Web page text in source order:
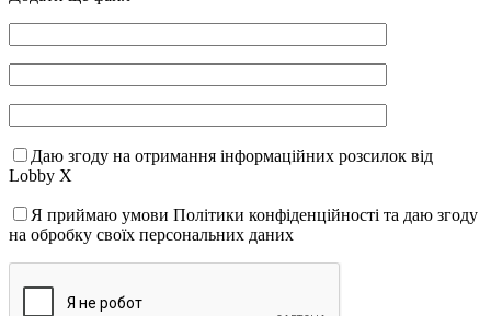
Даю згоду на отримання інформаційних розсилок від
Lobby X
Я приймаю умови Політики конфіденційності та даю згоду
на обробку своїх персональних даних